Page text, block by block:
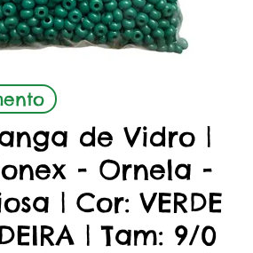
Aperçu rapide
de Vidro |
- Ornela -
| Cor: VERDE
| Tam: 9/0